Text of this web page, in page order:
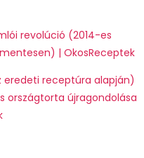
revolúció (2014-es
| OkosReceptek
receptúra alapján)
országtorta újragondolása